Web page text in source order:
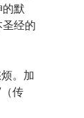
默
经的
。加
传